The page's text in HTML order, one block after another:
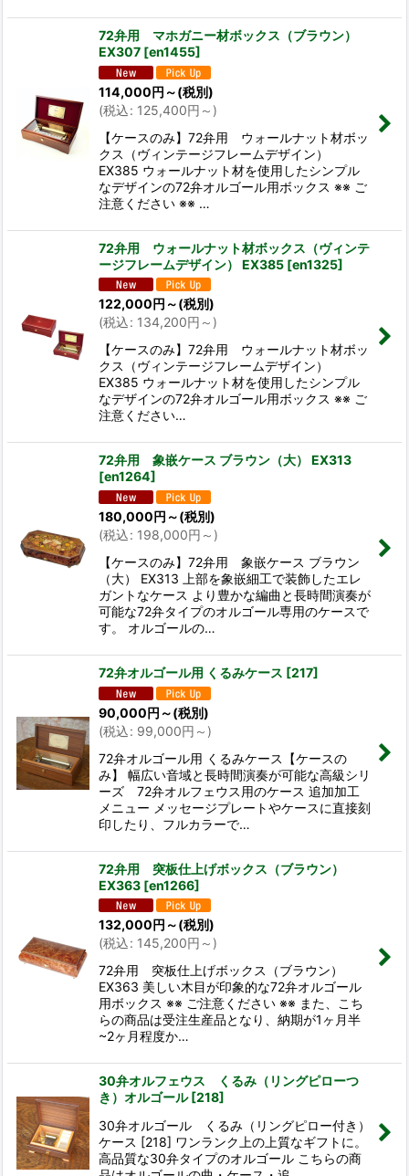
72弁用 マホガニー材ボックス（ブラウン）
EX307 [en1455]
114,000円 ～(税別)
(税込: 125,400円 ～ )
【ケースのみ】72弁用 ウォールナット材ボッ
クス（ヴィンテージフレームデザイン）
EX385 ウォールナット材を使用したシンプル
なデザインの72弁オルゴール用ボックス ※※ ご
注意ください ※※ …
72弁用 ウォールナット材ボックス（ヴィンテ
ージフレームデザイン） EX385 [en1325]
122,000 円 ～(税別)
(税込: 134,200円 ～ )
【ケースのみ】72弁用 ウォールナット材ボッ
クス（ヴィンテージフレームデザイン）
EX385 ウォールナット材を使用したシンプル
なデザインの72弁オルゴール用ボックス ※※ ご
注意ください…
72弁用 象嵌ケース ブラウン（大） EX313
[en1264]
180,000円 ～(税別)
(税込: 198,000円 ～ )
【ケースのみ】72弁用 象嵌ケース ブラウン
（大） EX313 上部を象嵌細工で装飾したエレ
ガントなケース より豊かな編曲と長時間演奏が
可能な72弁タイプのオルゴール専用のケースで
す。 オルゴールの…
72弁オルゴール用 くるみケース [217]
90,000円 ～(税別)
(税込: 99,000円 ～ )
72弁オルゴール用 くるみケース【ケースの
み】 幅広い音域と長時間演奏が可能な高級シリ
ーズ 72弁オルフェウス用のケース 追加加工
メニュー メッセージプレートやケースに直接刻
印したり、フルカラーで…
72弁用 突板仕上げボックス（ブラウン）
EX363 [en1266]
132,000 円 ～(税別)
(税込: 145,200円 ～ )
72弁用 突板仕上げボックス（ブラウン）
EX363 美しい木目が印象的な72弁オルゴール
用ボックス ※※ ご注意ください ※※ また、こち
らの商品は受注生産品となり、納期が1ヶ月半
~2ヶ月程度か…
30弁オルフェウス くるみ（リングピローつ
き）オルゴール [218]
30弁オルゴール くるみ（リングピロー付き）
ケース [218] ワンランク上の上質なギフトに。
高品質な30弁タイプのオルゴール こちらの商